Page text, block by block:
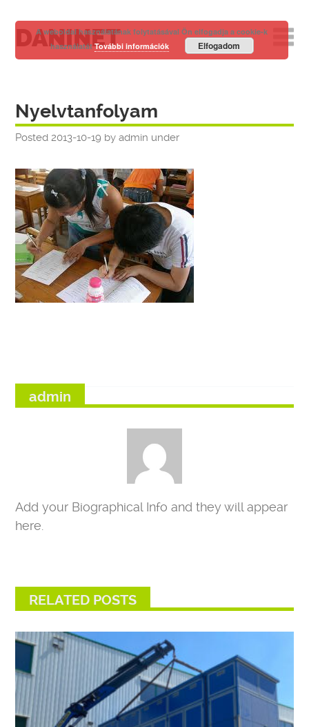
DANINET
Nyelvtanfolyam
Posted2013-10-19 byadmin under
admin
Add your Biographical Info and they will appear
here.
RELATED POSTS
A weboldal használatának folytatásával Ön elfogadja a cookie-k
használatátTovábbi információk Elfogadom